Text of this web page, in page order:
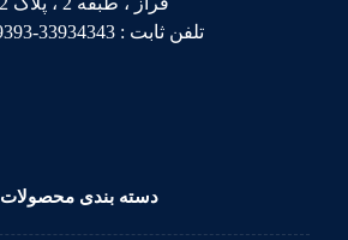
تلفن ثابت : 33934343-33949393
دسته بندی محصولات